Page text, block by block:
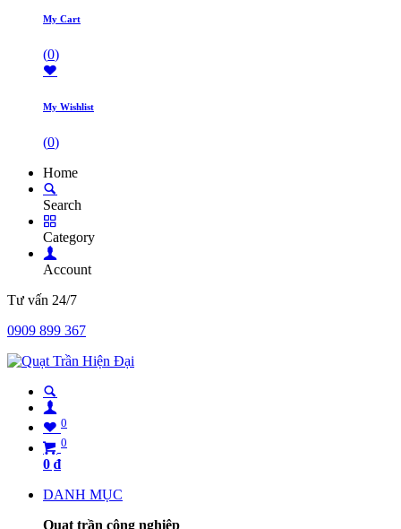
My Cart
(0)
My Wishlist
(0)
Home
Search
Category
Account
Tư vấn 24/7
0909 899 367
0
0
0 ₫
DANH MỤC
Quạt trần công nghiệp